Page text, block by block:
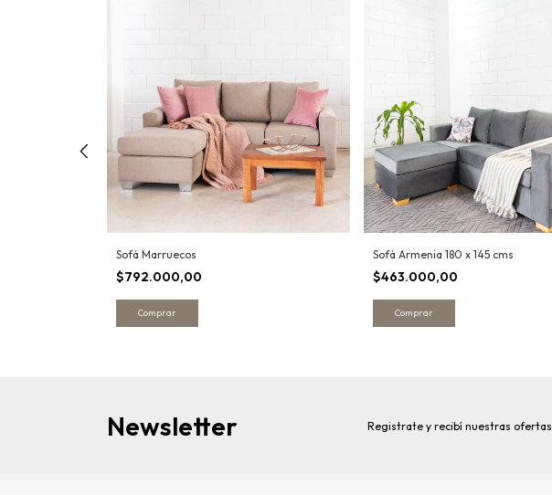
Sofá Marruecos
$792.000,00
Comprar
Sofá Armenia 180 x 145 cms
$463.000,00
Comprar
Newsletter Registrate y recibí nuestras ofertas.